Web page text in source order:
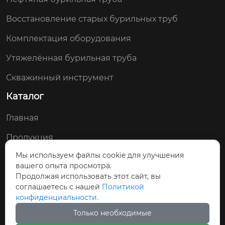
Восстановление старых бурильных труб
Комплектация оборудования
Утяжелённая бурильная труба
Скважинный инструмент
Каталог
Главная
Продукция
Новости
О Нас
Контакты
Мы используем файлы cookie для улучшения
вашего опыта просмотра.
Продолжая использовать этот сайт, вы
соглашаетесь с нашей Политикой
конфиденциальности.
Только необходимые